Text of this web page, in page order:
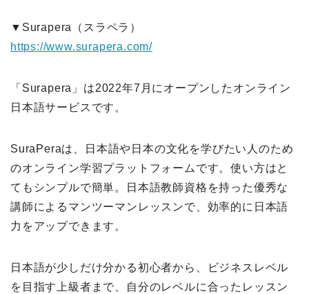
▼Surapera（スラペラ）
https://www.surapera.com/
「Surapera」は2022年7月にオープンしたオンライン
日本語サービスです。
SuraPeraは、日本語や日本の文化を学びたい人のため
のオンライン学習プラットフォームです。使い方はと
てもシンプルで簡単。日本語教師資格を持った優秀な
講師によるマンツーマンレッスンで、効率的に日本語
力をアップできます。
日本語が少しだけ分かる初心者から、ビジネスレベル
を目指す上級者まで、自分のレベルに合ったレッスン